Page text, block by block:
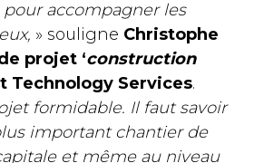
accompagner les
» souligne Christophe
projet ‘construction
Technology Services.
formidable. Il faut savoir
important chantier de
et même au niveau